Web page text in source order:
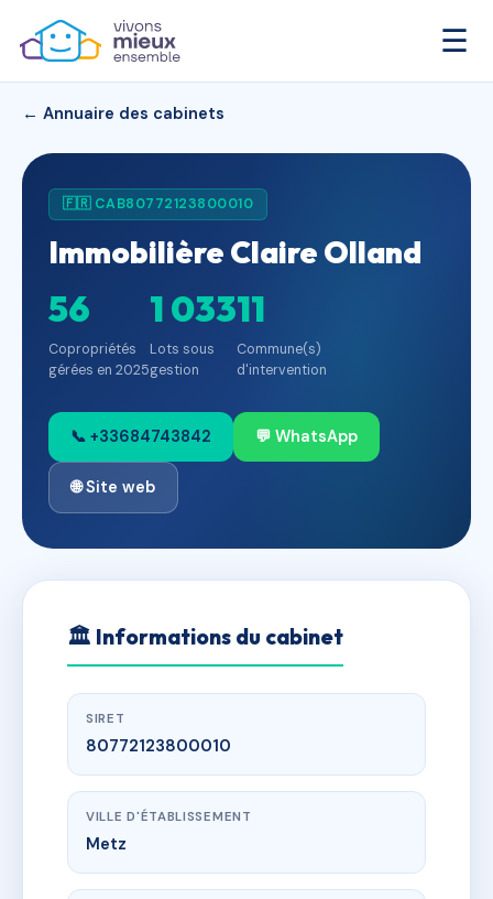
☰
← Annuaire des cabinets
🇫🇷 CAB80772123800010
Immobilière Claire Olland
56
Copropriétés
gérées en 2025
1 033
Lots sous
gestion
11
Commune(s)
d'intervention
📞 +33684743842 💬 WhatsApp
🌐 Site web
🏛 Informations du cabinet
SIRET
80772123800010
VILLE D'ÉTABLISSEMENT
Metz